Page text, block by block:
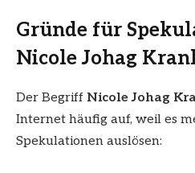
Gründe für
Nicole Johag
Der Begriff Nicole Johag
Internet häufig auf, weil es
Spekulationen auslösen: